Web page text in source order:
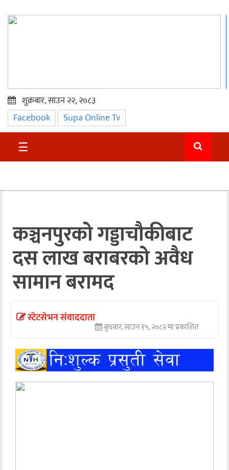
प्रमुख
समाचार
सुदुर
अन्तराष्ट्रिय
अन्तर्वार्ता
अर्थ
खेलकुद
मनोरञ्जन
शुक्रबार, साउन २२, २०८३
Facebook Supa Online Tv
☰
कञ्चनपुरको गड्डाचौकीबाट
दस लाख बराबरको अवैध
सामान बरामद
स्टेटसेभन संवाददाता
बुधबार, साउन १५, २०८२ मा प्रकाशित